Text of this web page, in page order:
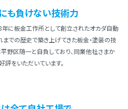
も負けない技術⼒
に板⾦⼯作所として創⽴されたオカダ⾃動
までの歴史で築き上げてきた板⾦・塗装の技
野区随⼀と⾃負しており、同業他社さまか
評をいただいています。